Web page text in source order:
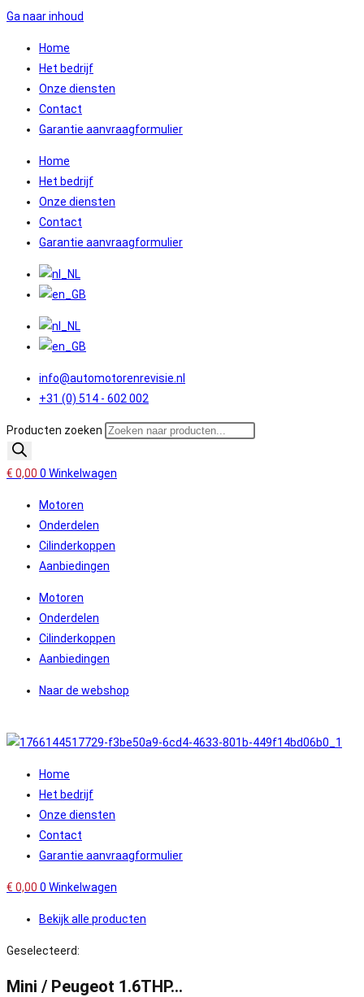
Ga naar inhoud
Home
Het bedrijf
Onze diensten
Contact
Garantie aanvraagformulier
Home
Het bedrijf
Onze diensten
Contact
Garantie aanvraagformulier
info@automotorenrevisie.nl
+31 (0) 514 - 602 002
Producten zoeken
€ 0,00 0 Winkelwagen
Motoren
Onderdelen
Cilinderkoppen
Aanbiedingen
Motoren
Onderdelen
Cilinderkoppen
Aanbiedingen
Naar de webshop
Home
Het bedrijf
Onze diensten
Contact
Garantie aanvraagformulier
€ 0,00 0 Winkelwagen
Bekijk alle producten
Geselecteerd:
Mini / Peugeot 1.6THP…